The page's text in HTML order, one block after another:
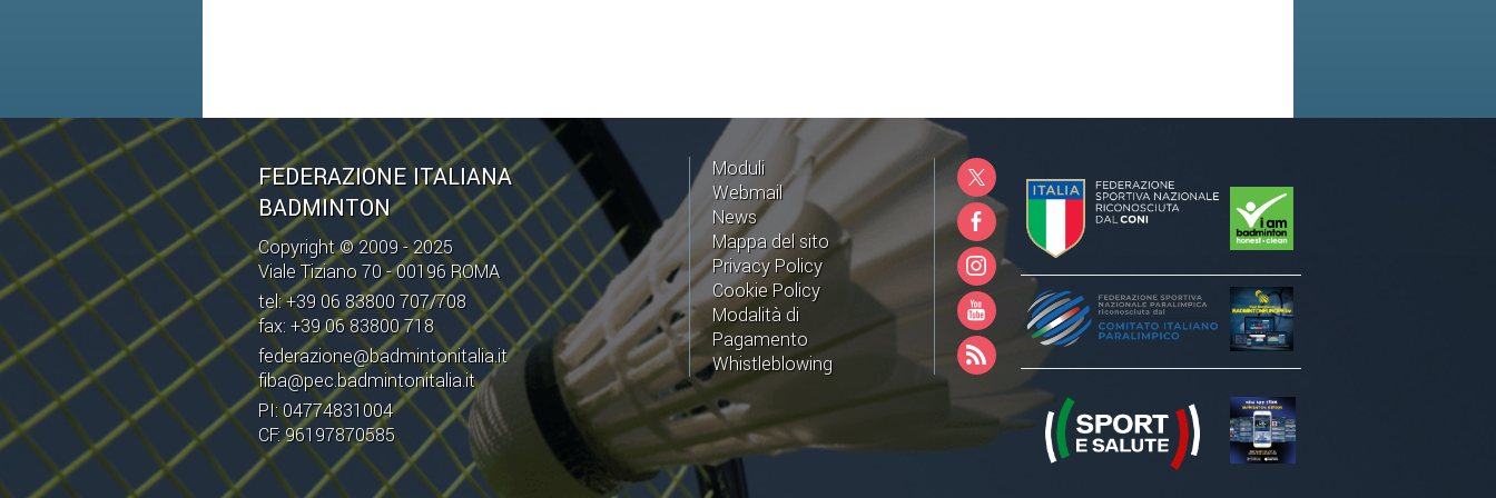
FEDERAZIONE ITALIANA
BADMINTON
Copyright © 2009 - 2025
Viale Tiziano 70 - 00196 ROMA
tel: +39 06 83800 707/708
fax: +39 06 83800 718
federazione@badmintonitalia.it
fiba@pec.badmintonitalia.it
PI: 04774831004
CF: 96197870585
Moduli
Webmail
News
Mappa del sito
Privacy Policy
Cookie Policy
Modalità di
Pagamento
Whistleblowing